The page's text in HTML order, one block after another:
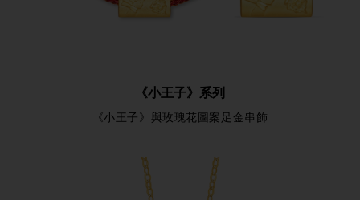
《小王子》系列
《小王子》與玫瑰花圖案足金串飾